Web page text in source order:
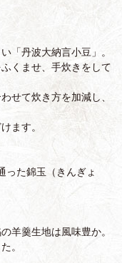
「丹波大納言小豆」。
くませ、手炊きをして
せて炊き方を加減し、
ます。
った錦玉（きんぎょ
羊羹生地は風味豊か。
。